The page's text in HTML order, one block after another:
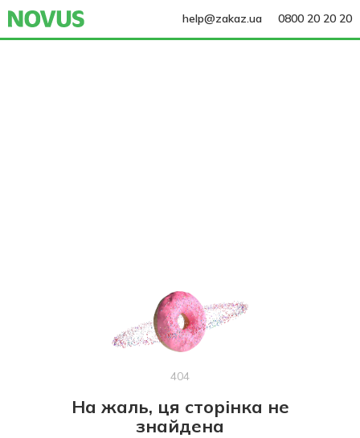
help@zakaz.ua 0800 20 20 20
404
На жаль, ця сторінка не
знайдена